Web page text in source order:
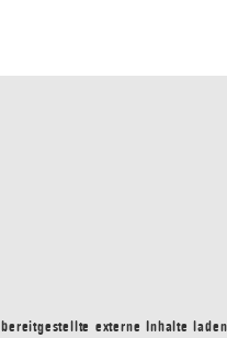
bereitgestellte externe Inhalte